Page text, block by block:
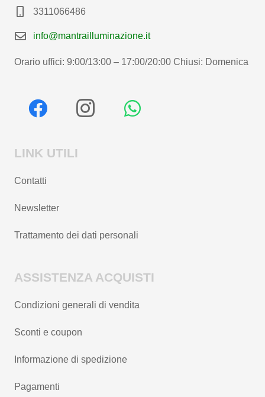
3311066486
info@mantrailluminazione.it
Orario uffici: 9:00/13:00 – 17:00/20:00 Chiusi: Domenica
LINK UTILI
Contatti
Newsletter
Trattamento dei dati personali
ASSISTENZA ACQUISTI
Condizioni generali di vendita
Sconti e coupon
Informazione di spedizione
Pagamenti